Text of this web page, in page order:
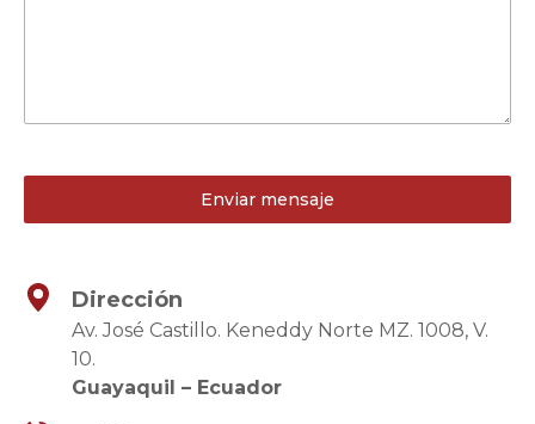
Enviar mensaje
Dirección
Av. José Castillo. Keneddy Norte MZ. 1008, V.
10.
Guayaquil – Ecuador